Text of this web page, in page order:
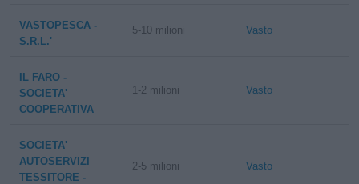
VASTOPESCA -
S.R.L.'
5-10 milioni Vasto
IL FARO -
SOCIETA'
COOPERATIVA
1-2 milioni Vasto
SOCIETA'
AUTOSERVIZI
TESSITORE -
2-5 milioni Vasto